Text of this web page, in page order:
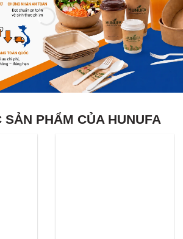
SẢN PHẨM CỦA HUNUFA